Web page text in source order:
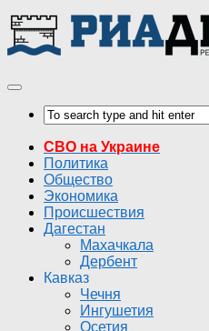
СВО на Украине
Политика
Общество
Экономика
Происшествия
Дагестан
Махачкала
Дербент
Кавказ
Чечня
Ингушетия
Осетия